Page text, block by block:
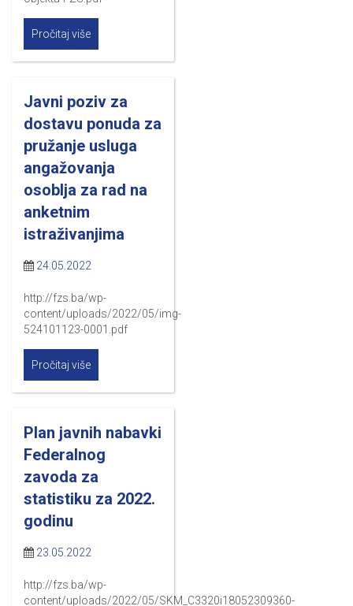
Pročitaj više
Javni poziv za
dostavu ponuda za
pružanje usluga
angažovanja
osoblja za rad na
anketnim
istraživanjima
24.05.2022
http://fzs.ba/wp-
content/uploads/2022/05/img-
524101123-0001.pdf
Pročitaj više
Plan javnih nabavki
Federalnog
zavoda za
statistiku za 2022.
godinu
23.05.2022
http://fzs.ba/wp-
content/uploads/2022/05/SKM_C3320i18052309360-